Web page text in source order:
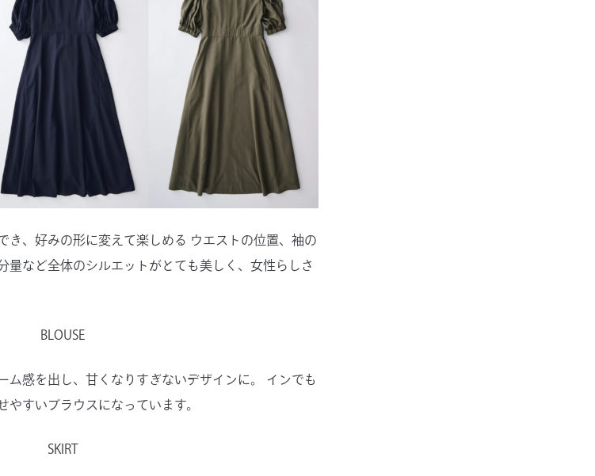
き、好みの形に変えて楽しめる ウエストの位置、袖の
量など全体のシルエットがとても美しく、女性らしさ
BLOUSE
ム感を出し、甘くなりすぎないデザインに。 インでも
やすいブラウスになっています。
SKIRT